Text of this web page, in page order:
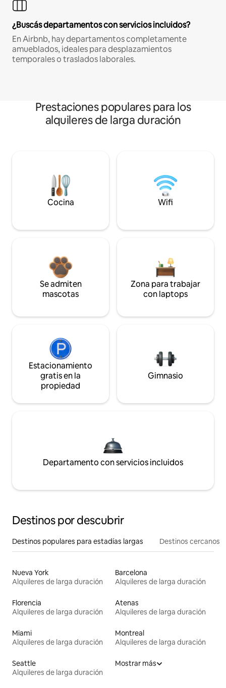
¿Buscás departamentos con servicios incluidos?
En Airbnb, hay departamentos completamente
amueblados, ideales para desplazamientos
temporales o traslados laborales.
Prestaciones populares para los
alquileres de larga duración
Cocina Wifi
Se admiten
mascotas
Zona para trabajar
con laptops
Estacionamiento
gratis en la
propiedad
Gimnasio
Departamento con servicios incluidos
Destinos por descubrir
Destinos populares para estadías largas Destinos cercanos
Nueva York
Alquileres de larga duración
Barcelona
Alquileres de larga duración
Florencia
Alquileres de larga duración
Atenas
Alquileres de larga duración
Miami
Alquileres de larga duración
Montreal
Alquileres de larga duración
Seattle
Alquileres de larga duración
Mostrar más